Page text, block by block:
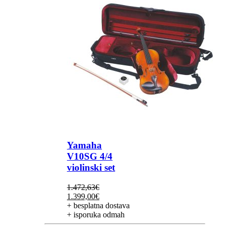
Yamaha
V10SG 4/4
violinski set
1.472,63€
Izvorna
cijena
bila
je:
1.399,00€Trenutna
cijena
je:
1.399,00€.
+ besplatna dostava
+ isporuka odmah